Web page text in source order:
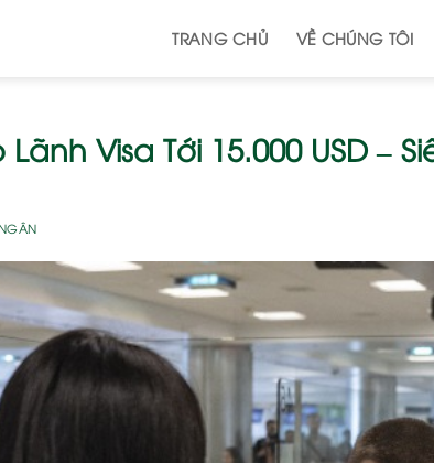
TRANG CHỦ VỀ CHÚNG TÔI
Visa Tới 15.000 USD –